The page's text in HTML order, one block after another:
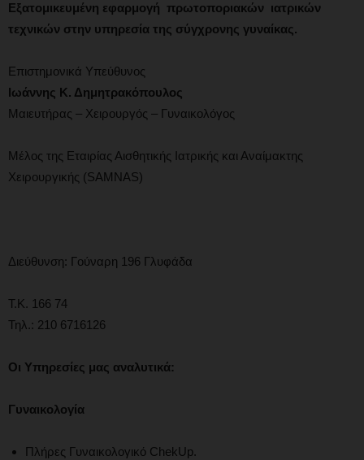
Εξατομικευμένη εφαρμογή πρωτοποριακών ιατρικών
τεχνικών στην υπηρεσία της σύγχρονης γυναίκας.
Επιστημονικά Υπεύθυνος
Ιωάννης Κ. Δημητρακόπουλος
Μαιευτήρας – Χειρουργός – Γυναικολόγος
Μέλος της Εταιρίας Αισθητικής Ιατρικής και Αναίμακτης
Χειρουργικής (SAMNAS)
Διεύθυνση: Γούναρη 196 Γλυφάδα
Τ.Κ. 166 74
Τηλ.: 210 6716126
Οι Υπηρεσίες μας αναλυτικά:
Γυναικολογία
Πλήρες Γυναικολογικό ChekUp.